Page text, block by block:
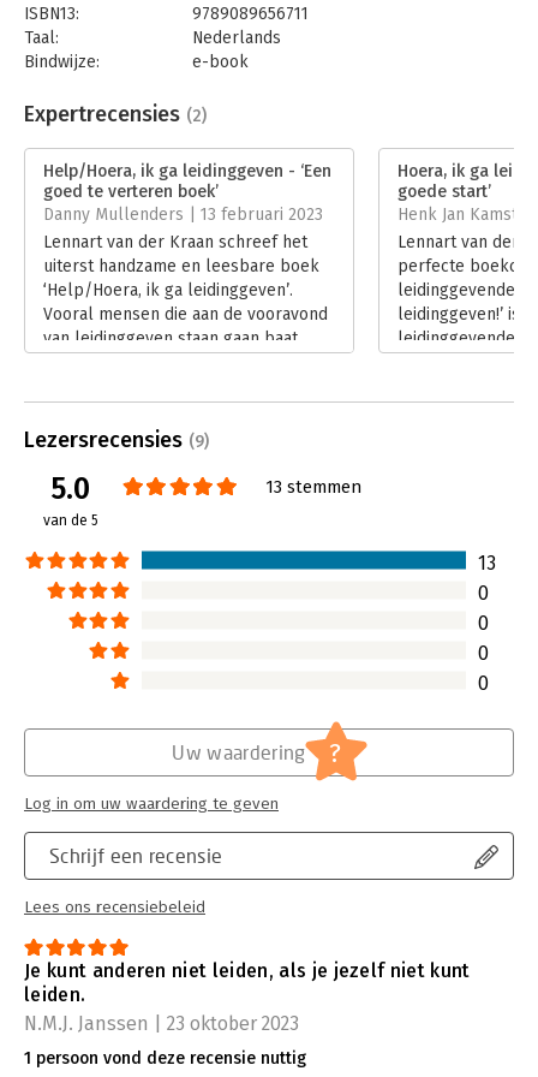
ISBN13:
9789089656711
Taal:
Nederlands
Bindwijze:
e-book
Bestandsformaat:
epub
Uitgever:
Van Duuren Management
Druk:
2
Verschijningsdatum:
31-5-2023
Hoofdrubriek: Leiderschap,Werk en loopbaan
Expertrecensies (2)
Help/Hoera, ik ga leidinggeven - ‘Een
goed te verteren boek’
Danny Mullenders | 13 februari 2023
Lennart van der Kraan schreef het
uiterst handzame en leesbare boek
‘Help/Hoera, ik ga leidinggeven’.
Vooral mensen die aan de vooravond
van leidinggeven staan gaan baat
Lees verder
Hoera, ik ga
goede start’
Henk Jan
Lennart van der
perfecte
leidinggevenden.
leidinggeven!’ is
leidinggevenden
Lezersrecensies (9)
5.0
van de 5
13 stemmen
13
0
0
0
0
Schrijf een recensie
Lees ons recensiebeleid
Uw waardering ?
Log in om uw waardering te geven
Je kunt anderen niet leiden, als je jezelf niet kunt
leiden.
N.M.J. Janssen | 23 oktober 2023
1 persoon vond deze recensie nuttig